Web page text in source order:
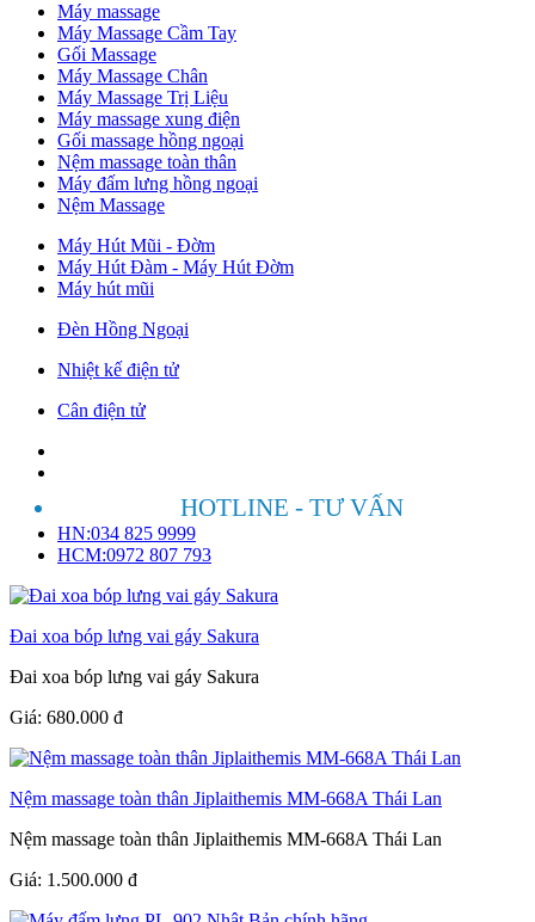
Máy massage
Máy Massage Cầm Tay
Gối Massage
Máy Massage Chân
Máy Massage Trị Liệu
Máy massage xung điện
Gối massage hồng ngoại
Nệm massage toàn thân
Máy đấm lưng hồng ngoại
Nệm Massage
Máy Hút Mũi - Đờm
Máy Hút Đàm - Máy Hút Đờm
Máy hút mũi
Đèn Hồng Ngoại
Nhiệt kế điện tử
Cân điện tử
HOTLINE - TƯ VẤN
HN:034 825 9999
HCM:0972 807 793
Đai xoa bóp lưng vai gáy Sakura
Đai xoa bóp lưng vai gáy Sakura
Giá: 680.000 đ
Nệm massage toàn thân Jiplaithemis MM-668A Thái Lan
Nệm massage toàn thân Jiplaithemis MM-668A Thái Lan
Giá: 1.500.000 đ